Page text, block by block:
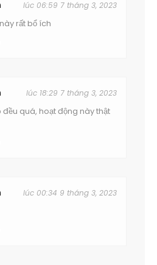
lúc 06:59 7 tháng 3, 2023
rất bổ ích
lúc 18:29 7 tháng 3, 2023
quá, hoạt động này thật
lúc 00:34 9 tháng 3, 2023